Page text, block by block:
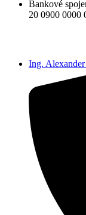
Bankové
20 0900 0000
Ing.